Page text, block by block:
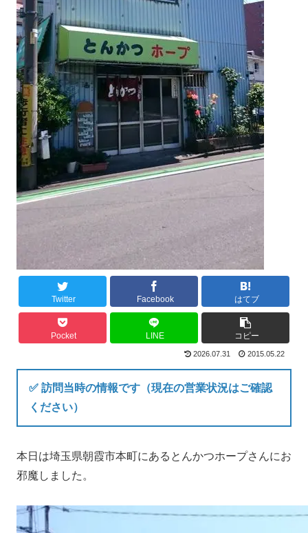
Twitter Facebook はてブ
Pocket LINE コピー
2026.07.31 2015.05.22
✅ 訪問当時の情報です（現在の営業状況はご確認
ください）
本日は埼玉県朝霞市本町にあるとんかつホープさんにお
邪魔しました。